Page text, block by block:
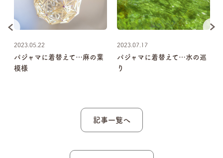
2023.05.22
パジャマに着替えて…麻の葉
模様
2023.07.17
パジャマに着替えて…水の巡
り
記事一覧へ